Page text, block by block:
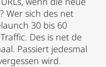
Wer sich des net
30 bis 60
Des is net de
Passiert jedesmal
wird.